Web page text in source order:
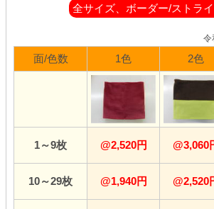
全サイズ、ボーダー/ストラ
令
面/色数 1色 2色
1～9枚 @2,520円 @3,060
10～29枚 @1,940円 @2,520